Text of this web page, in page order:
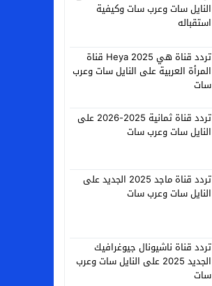
النايل سات وعرب سات وكيفية
استقباله
تردد قناة هي 2025 Heya قناة
المرأة العربية على النايل سات وعرب
سات
تردد قناة ثمانية 2025-2026 على
النايل سات وعرب سات
تردد قناة ماجد 2025 الجديد على
النايل سات وعرب سات
تردد قناة ناشيونال جيوغرافيك
الجديد 2025 على النايل سات وعرب
سات